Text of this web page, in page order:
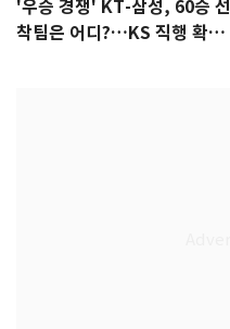
'우승 경쟁' KT-삼성, 60승 선
착팀은 어디?…KS 직행 확률